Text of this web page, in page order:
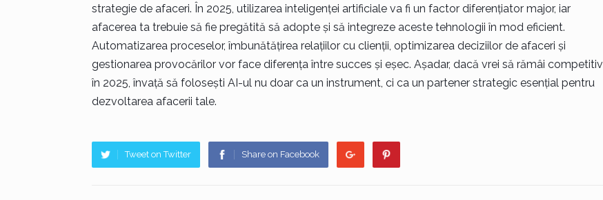
strategie de afaceri. În 2025, utilizarea inteligenței artificiale va fi un factor diferențiator major, iar
afacerea ta trebuie să fie pregătită să adopte și să integreze aceste tehnologii în mod eficient.
Automatizarea proceselor, îmbunătățirea relațiilor cu clienții, optimizarea deciziilor de afaceri și
gestionarea provocărilor vor face diferența între succes și eșec. Așadar, dacă vrei să rămâi competitiv
în 2025, învață să folosești AI-ul nu doar ca un instrument, ci ca un partener strategic esențial pentru
dezvoltarea afacerii tale.
Tweet on Twitter Share on Facebook